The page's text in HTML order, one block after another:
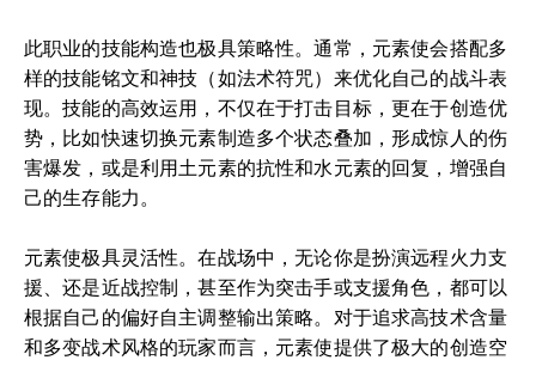
此职业的技能构造也极具策略性。通常，元素使会搭配多
样的技能铭文和神技（如法术符咒）来优化自己的战斗表
现。技能的高效运用，不仅在于打击目标，更在于创造优
势，比如快速切换元素制造多个状态叠加，形成惊人的伤
害爆发，或是利用土元素的抗性和水元素的回复，增强自
己的生存能力。
元素使极具灵活性。在战场中，无论你是扮演远程火力支
援、还是近战控制，甚至作为突击手或支援角色，都可以
根据自己的偏好自主调整输出策略。对于追求高技术含量
和多变战术风格的玩家而言，元素使提供了极大的创造空